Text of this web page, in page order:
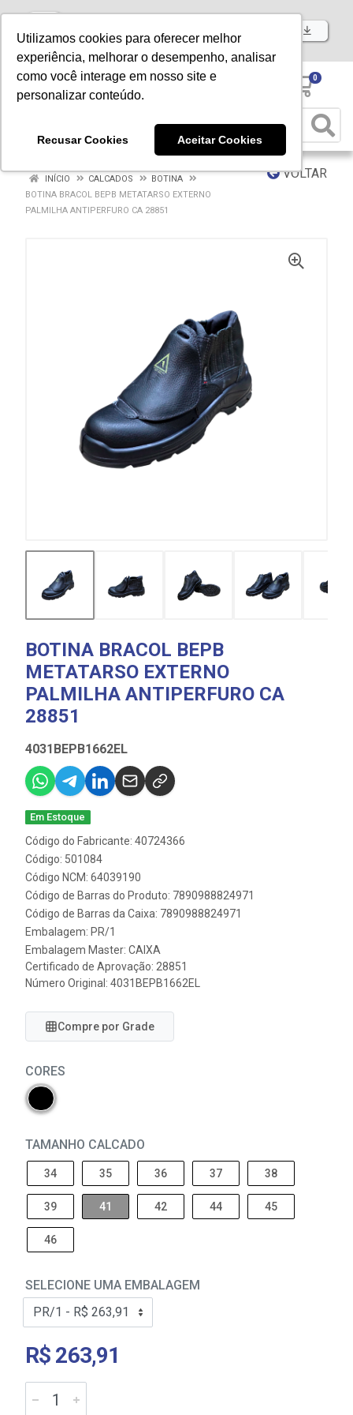
Utilizamos cookies para oferecer melhor
experiência, melhorar o desempenho, analisar
como você interage em nosso site e
personalizar conteúdo.
Recusar Cookies Aceitar Cookies
Baixe já nosso APP
0
VOLTAR
INÍCIO CALCADOS
BOTINA
BOTINA BRACOL BEPB METATARSO EXTERNO
PALMILHA ANTIPERFURO CA 28851
BOTINA BRACOL BEPB
METATARSO EXTERNO
PALMILHA ANTIPERFURO CA
28851
4031BEPB1662EL
Em Estoque
Código do Fabricante: 40724366
Código: 501084
Código NCM: 64039190
Código de Barras do Produto: 7890988824971
Código de Barras da Caixa: 7890988824971
Embalagem: PR/1
Embalagem Master: CAIXA
Certificado de Aprovação: 28851
Número Original: 4031BEPB1662EL
Compre por Grade
CORES
TAMANHO CALCADO
34 35 36 37 38
39 41 42 44 45
46
SELECIONE UMA EMBALAGEM
R$ 263,91